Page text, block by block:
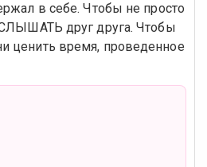
в себе. Чтобы не просто
друг друга. Чтобы
ценить время, проведенное